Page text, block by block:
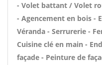
- Volet battant / Volet
- Agencement en bois -
Véranda - Serrurerie -
Cuisine clé en main -
façade - Peinture de